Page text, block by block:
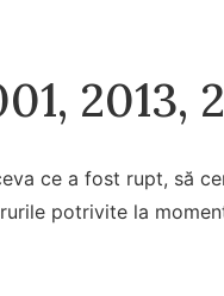
2013,
ce a fost rupt, să
potrivite la